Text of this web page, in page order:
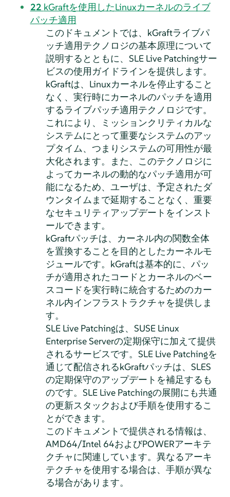
22 kGraftを使用したLinuxカーネルのライブ
パッチ適用
このドキュメントでは、kGraftライブパ
ッチ適用テクノロジの基本原理について
説明するとともに、SLE Live Patchingサー
ビスの使用ガイドラインを提供します。
kGraftは、Linuxカーネルを停止すること
なく、実行時にカーネルのパッチを適用
するライブパッチ適用テクノロジです。
これにより、ミッションクリティカルな
システムにとって重要なシステムのアッ
プタイム、つまりシステムの可用性が最
大化されます。また、このテクノロジに
よってカーネルの動的なパッチ適用が可
能になるため、ユーザは、予定されたダ
ウンタイムまで延期することなく、重要
なセキュリティアップデートをインスト
ールできます。
kGraftパッチは、カーネル内の関数全体
を置換することを目的としたカーネルモ
ジュールです。kGraftは基本的に、パッ
チが適用されたコードとカーネルのベー
スコードを実行時に統合するためのカー
ネル内インフラストラクチャを提供しま
す。
SLE Live Patchingは、SUSE Linux
Enterprise Serverの定期保守に加えて提供
されるサービスです。SLE Live Patchingを
通じて配信されるkGraftパッチは、SLES
の定期保守のアップデートを補足するも
のです。SLE Live Patchingの展開にも共通
の更新スタックおよび手順を使用するこ
とができます。
このドキュメントで提供される情報は、
AMD64/Intel 64およびPOWERアーキテ
クチャに関連しています。異なるアーキ
テクチャを使用する場合は、手順が異な
る場合があります。